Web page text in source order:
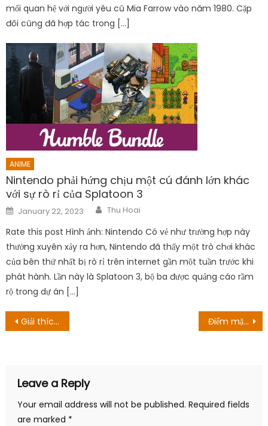
mối quan hệ với người yêu cũ Mia Farrow vào năm 1980. Cặp
đôi cũng đã hợp tác trong […]
ANIME
Nintendo phải hứng chịu một cú đánh lớn khác
với sự rò rỉ của Splatoon 3
Posted
on
January 22, 2023 Author
Thu Hoai
Rate this post Hình ảnh: Nintendo Có vẻ như trường hợp này
thường xuyên xảy ra hơn, Nintendo đã thấy một trò chơi khác
của bên thứ nhất bị rò rỉ trên internet gần một tuần trước khi
phát hành. Lần này là Splatoon 3, bộ ba được quảng cáo rầm
rộ trong dự án […]
Post
Giải thích: Tại sao Russell được tự do? Điểm mặt dàn VA đình đám sẽ tổ chức lồng tiếng cho Al-Haitham, Dehya và Nilou
Leave a Reply
Your email address will not be published. Required fields
are marked *